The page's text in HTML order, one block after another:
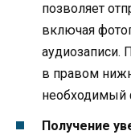
позволяет
включая
аудиозаписи.
в правом
необходимый
Получение